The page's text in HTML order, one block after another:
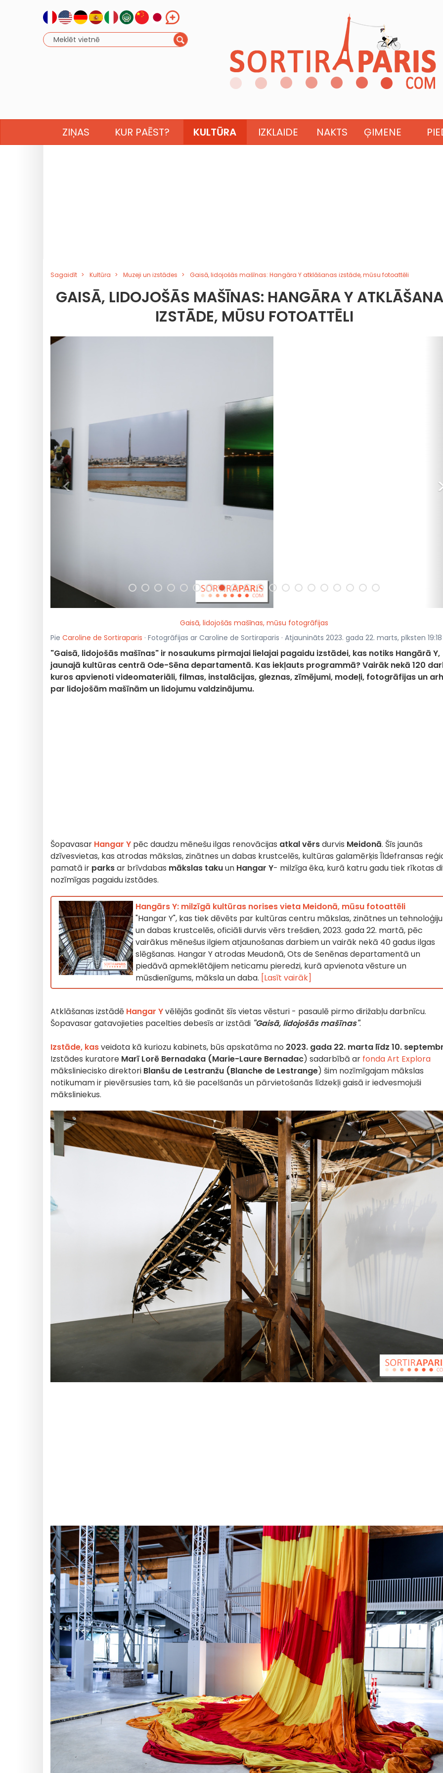
ZIŅAS KUR PAĒST? KULTŪRA IZKLAIDE NAKTS ĢIMENE
Sagaidīt Kultūra Muzeji un izstādes Gaisā, lidojošās mašīnas: Hangāra Y atklāšanas izstāde, mūsu fotoattēli
GAISĀ, LIDOJOŠĀS MAŠĪNAS: HANGĀRA Y
IZSTĀDE, MŪSU FOTOATTĒLI
<
Gaisā, lidojošās mašīnas, mūsu fotogrāfijas
Pie Caroline de Sortiraparis · Fotogrāfijas ar Caroline de Sortiraparis · Atjaunināts 2023. gada 22. marts, plksten 19:18
"Gaisā, lidojošās mašīnas" ir nosaukums pirmajai lielajai pagaidu izstādei, kas notiks Hangārā Y,
jaunajā kultūras centrā Ode-Sēna departamentā. Kas iekļauts programmā? Vairāk nekā 120
kuros apvienoti videomateriāli, filmas, instalācijas, gleznas, zīmējumi, modeļi, fotogrāfijas un
par lidojošām mašīnām un lidojumu valdzinājumu.
Šopavasar Hangar Y pēc daudzu mēnešu ilgas renovācijas atkal vērsdurvis Meidonā. Šīs jaunās
dzīvesvietas, kas atrodas mākslas, zinātnes un dabas krustcelēs, kultūras galamērķis Īldefransas
pamatā ir parksar brīvdabas mākslas takuun Hangar Y- milzīga ēka, kurā katru gadu tiek rīkotas
nozīmīgas pagaidu izstādes.
Hangārs Y: milzīgā kultūras norises vieta Meidonā, mūsu fotoattēli
"Hangar Y", kas tiek dēvēts par kultūras centru mākslas, zinātnes un tehnoloģiju
un dabas krustcelēs, oficiāli durvis vērs trešdien, 2023. gada 22. martā, pēc
vairākus mēnešus ilgiem atjaunošanas darbiem un vairāk nekā 40 gadus ilgas
slēgšanas. Hangar Y atrodas Meudonā, Ots de Senēnas departamentā un
piedāvā apmeklētājiem neticamu pieredzi, kurā apvienota vēsture un
mūsdienīgums, māksla un daba. [Lasīt vairāk]
Atklāšanas izstādē Hangar Yvēlējās godināt šīs vietas vēsturi - pasaulē pirmo dirižabļu darbnīcu.
Šopavasar gatavojieties pacelties debesīs ar izstādi "Gaisā, lidojošās mašīnas".
Izstāde, kasveidota kā kuriozu kabinets, būs apskatāma no 2023. gada 22. marta līdz 10.
Izstādes kuratore Marī Lorē Bernadaka (Marie-Laure Bernadac) sadarbībā ar fonda Art Explora
māksliniecisko direktori Blanšu de Lestranžu (Blanche de Lestrange) šim nozīmīgajam mākslas
notikumam ir pievērsusies tam, kā šie pacelšanās un pārvietošanās līdzekļi gaisā ir iedvesmojuši
māksliniekus.